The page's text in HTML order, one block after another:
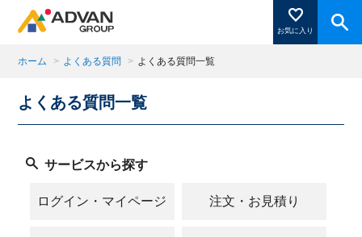
お気に入り
商品ページにある「お気に入り登録」を押すと登録した
商品がここに表示されます。
閉じる
ホーム > よくある質問 > よくある質問一覧
よくある質問一覧
サービスから探す
ログイン・マイページ 注文・お見積り